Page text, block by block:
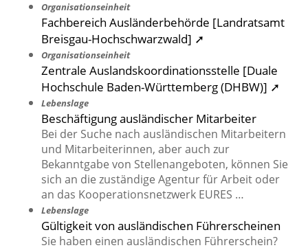
Organisationseinheit
Fachbereich Ausländerbehörde [Landratsamt
Breisgau-Hochschwarzwald] ➚
Organisationseinheit
Zentrale Auslandskoordinationsstelle [Duale
Hochschule Baden-Württemberg (DHBW)] ➚
Lebenslage
Beschäftigung ausländischer Mitarbeiter
Bei der Suche nach ausländischen Mitarbeitern
und Mitarbeiterinnen, aber auch zur
Bekanntgabe von Stellenangeboten, können Sie
sich an die zuständige Agentur für Arbeit oder
an das Kooperationsnetzwerk EURES …
Lebenslage
Gültigkeit von ausländischen Führerscheinen
Sie haben einen ausländischen Führerschein?